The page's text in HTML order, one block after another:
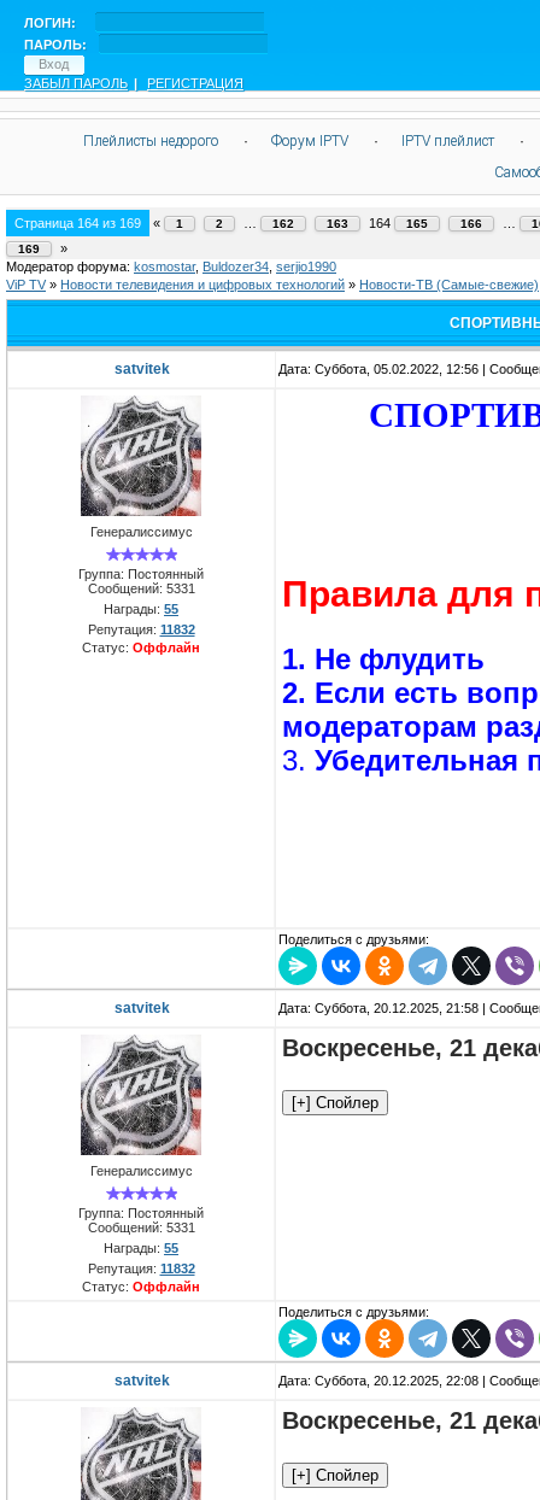
ЛОГИН:
ПАРОЛЬ:
ЗАБЫЛ ПАРОЛЬ | РЕГИСТРАЦИЯ
Плейлисты недорого · Форум IPTV · IPTV плейлист
·
Страница 164 из 169 « 1 2 162 163 164 165 166
169
»
Модератор форума: kosmostar, Buldozer34 serjio1990
ViP TV » Новости телевидения и цифровых технологий » Новости-ТВ (Самые-свежие)
satvitek Дата: Суббота, 05.02.2022, 12:56 |
Генералиссимус
Группа: Постоянный
Сообщений: 5331
Награды: 55
Репутация: 11832
Статус: Оффлайн
Правила для
1. Не флудить
2. Если есть
модераторам
3. Убедительная
Поделиться с друзьями:
satvitek Дата: Суббота, 20.12.2025, 21:58 |
Генералиссимус
Группа: Постоянный
Сообщений: 5331
Награды: 55
Репутация: 11832
Статус: Оффлайн
Воскресенье, 21
Поделиться с друзьями:
satvitek Дата: Суббота, 20.12.2025, 22:08 |
Воскресенье, 21